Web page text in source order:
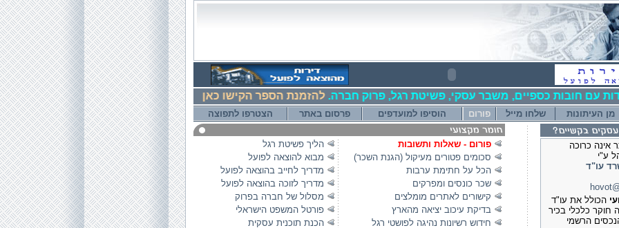
עם חובות כספיים, משבר עסקי, פשיטת רגל, פרוק חברה.להזמנת הספר הקישו כאן
הצטרפו לתפוצה פרסום באתר הוסיפו למועדפים פורום שלחו מייל מן העיתונות
הליך פשיטת רגל
מבוא להוצאה לפועל
מדריך לחייב בהוצאה לפועל
מדריך לזוכה בהוצאה לפועל
מסלול של חברה בפרוק
פורטל המשפט הישראלי
הכנת תוכנית עסקית
פורום - שאלות ותשובות
(סכומים פטורים מעיקול (הגנת השכר
הכל על חתימת ערבות
שכר כונסים ומפרקים
קישורים לאתרים מומלצים
בדיקת עיכוב יציאה מהארץ
חידוש רשיונות נהיגה לפושטי רגל
אינה כרוכה
ע"י
עו"ד
הכולל את עו"ד
חוקר כלכלי בכיר
הרשמי